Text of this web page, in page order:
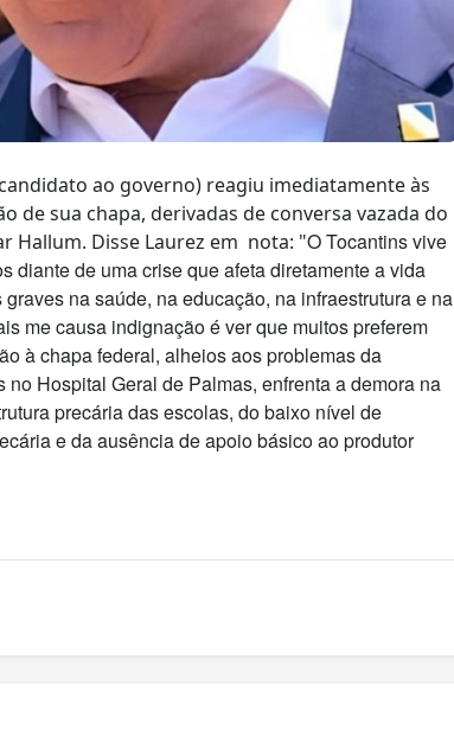
ao governo) reagiu imediatamente às
de sua chapa, derivadas de conversa vazada do
Hallum. Disse Laurez em nota: "O Tocantins vive
diante de uma crise que afeta diretamente a vida
na saúde, na educação, na infraestrutura e na
me causa indignação é ver que muitos preferem
à chapa federal, alheios aos problemas da
Hospital Geral de Palmas, enfrenta a demora na
precária das escolas, do baixo nível de
e da ausência de apoio básico ao produtor